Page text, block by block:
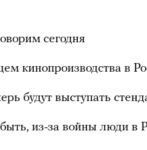
сегодня
кинопроизводства в
будут выступать
из-за войны люди в